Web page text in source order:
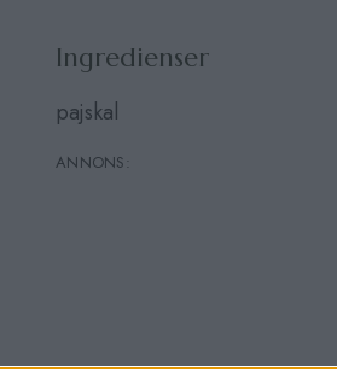
Ingredienser
pajskal